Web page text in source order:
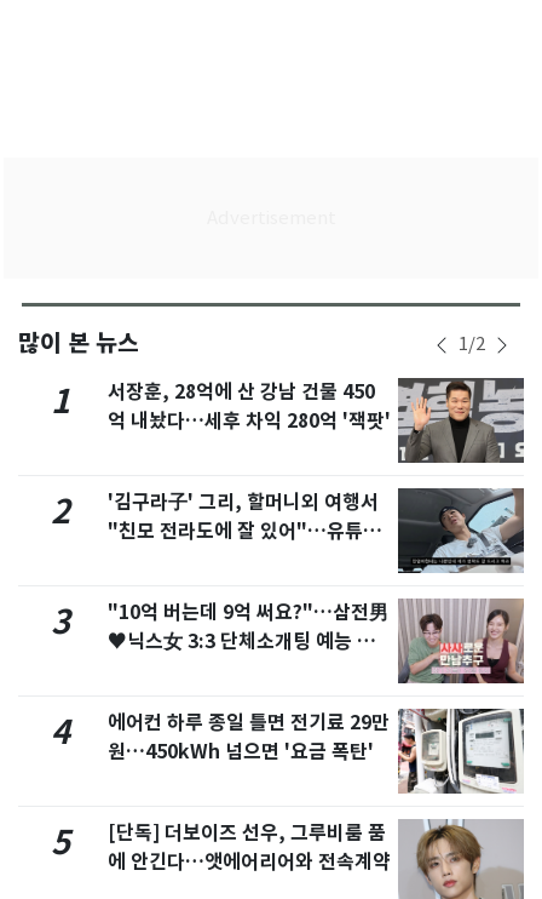
많이 본 뉴스 1/2
1
서장훈, 28억에 산 강남 건물 450
억 내놨다…세후 차익 280억 '잭팟'
2
'김구라子' 그리, 할머니외 여행서
"친모 전라도에 잘 있어"…유튜브
3
"10억 버는데 9억 써요?"…삼전男
♥닉스女 3:3 단체소개팅 예능 화
4
에어컨 하루 종일 틀면 전기료 29만
원…450kWh 넘으면 '요금 폭탄'
5
[단독] 더보이즈 선우, 그루비룸 품
에 안긴다…앳에어리어와 전속계약